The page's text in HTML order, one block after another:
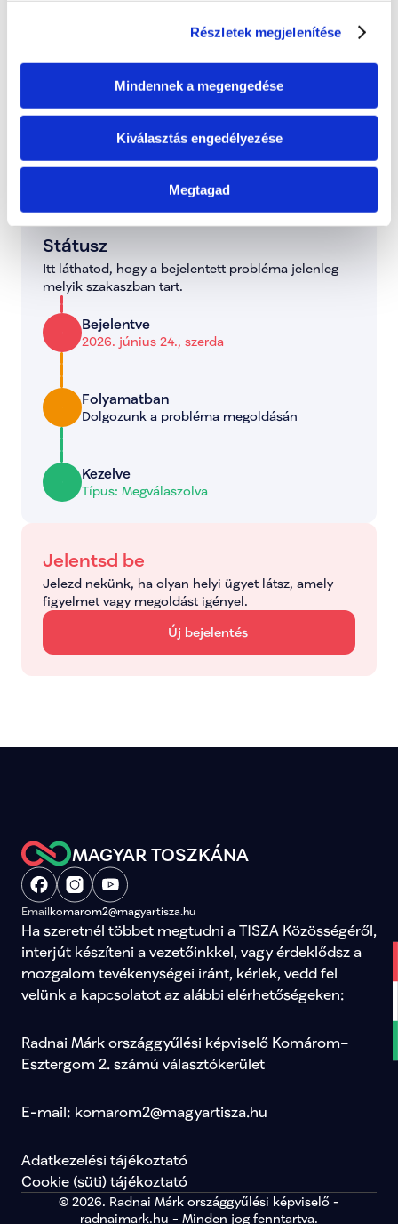
Részletek megjelenítése
Mindennek a megengedése
Kiválasztás engedélyezése
Megtagad
A probléma megoldásához csatolt dokumentum(ok):
Hozzászóláshoz bejelentkezés szükséges
Bejelentkezés után azonnal csatlakozhatsz a
beszélgetéshez.
Bejelentkezés
Időrendi sorrendbe rendezve
Státusz
Itt láthatod, hogy a bejelentett probléma jelenleg
melyik szakaszban tart.
Bejelentve
2026. június 24., szerda
Folyamatban
Dolgozunk a probléma megoldásán
Kezelve
Típus: Megválaszolva
Jelentsd be
Jelezd nekünk, ha olyan helyi ügyet látsz, amely
figyelmet vagy megoldást igényel.
Új bejelentés
MAGYAR TOSZKÁNA
Emailkomarom2@magyartisza.hu
Ha szeretnél többet megtudni a TISZA Közösségéről,
interjút készíteni a vezetőinkkel, vagy érdeklődsz a
mozgalom tevékenységei iránt, kérlek, vedd fel
velünk a kapcsolatot az alábbi elérhetőségeken:
Radnai Márk országgyűlési képviselő Komárom–
Esztergom 2. számú választókerület
E-mail: komarom2@magyartisza.hu
Adatkezelési tájékoztató
Cookie (süti) tájékoztató
© 2026. Radnai Márk országgyűlési képviselő -
radnaimark.hu - Minden jog fenntartva.